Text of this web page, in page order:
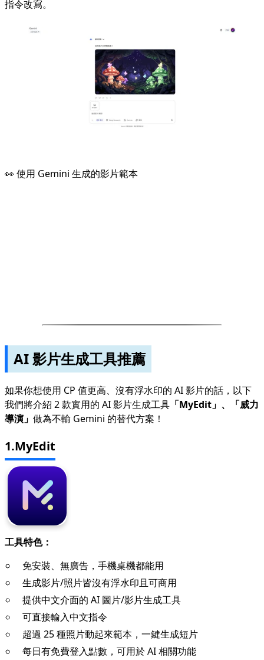
指令改寫。
👀 使用 Gemini 生成的影片範本
AI 影片生成工具推薦
如果你想使用 CP 值更高、沒有浮水印的 AI 影片的話，以下
我們將介紹 2 款實用的 AI 影片生成工具 「MyEdit」、「威力
導演」 做為不輸 Gemini 的替代方案！
1.MyEdit
工具特色：
免安裝、無廣告，手機桌機都能用
生成影片/照片皆沒有浮水印且可商用
提供中文介面的 AI 圖片/影片生成工具
可直接輸入中文指令
超過 25 種照片動起來範本，一鍵生成短片
每日有免費登入點數，可用於 AI 相關功能